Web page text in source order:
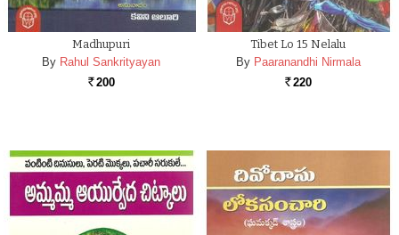
Madhupuri
By Rahul Sankrityayan
Rs. 200
Tibet Lo 15 Nelalu
By Paaranandhi Nirmala
Rs. 220